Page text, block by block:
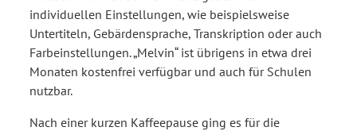
individuellen Einstellungen, wie beispielsweise
Untertiteln, Gebärdensprache, Transkription oder auch
Farbeinstellungen. „Melvin“ ist übrigens in etwa drei
Monaten kostenfrei verfügbar und auch für Schulen
nutzbar.
Nach einer kurzen Kaffeepause ging es für die